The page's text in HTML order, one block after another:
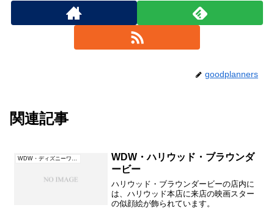
goodplanners
関連記事
WDW・ハリウッド・ブラウンダ
ービー
ハリウッド・ブラウンダービーの店内に
は、ハリウッド本店に来店の映画スター
の似顔絵が飾られています。